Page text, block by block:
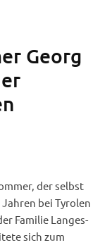
Georg
der selbst
bei Tyrolen
Familie Langes-
sich zum